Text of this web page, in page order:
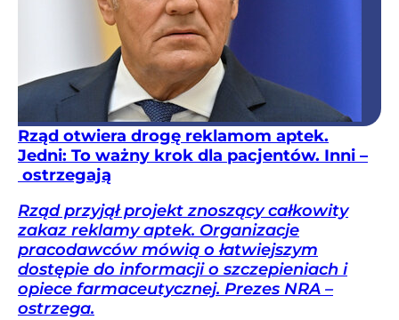
Rząd otwiera drogę reklamom aptek.
Jedni: To ważny krok dla pacjentów. Inni –
ostrzegają
Rząd przyjął projekt znoszący całkowity
zakaz reklamy aptek. Organizacje
pracodawców mówią o łatwiejszym
dostępie do informacji o szczepieniach i
opiece farmaceutycznej. Prezes NRA –
ostrzega.